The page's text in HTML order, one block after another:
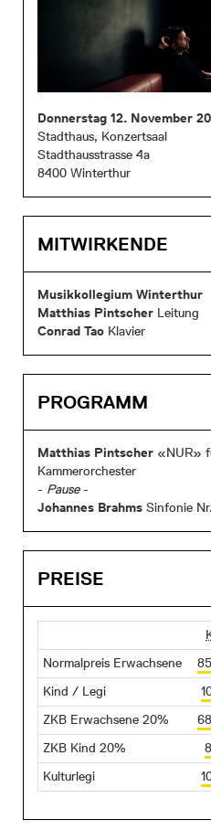
Donnerstag 12. November
Stadthaus, Konzertsaal
Stadthausstrasse 4a
8400 Winterthur
PROGRAMM
Matthias Pintscher «NUR»
Kammerorchester
- Pause-
Johannes Brahms Sinfonie
MITWIRKENDE
Musikkollegium Winterthur
Matthias Pintscher Leitung
Conrad Tao Klavier
PREISE
Normalpreis Erwachsene
Kind / Legi
ZKB Erwachsene 20%
ZKB Kind 20%
Kulturlegi